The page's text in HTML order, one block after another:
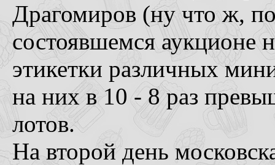
Драгомиров (ну что ж,
состоявшемся аукционе
этикетки различных
на них в 10 - 8 раз
лотов.
На второй день